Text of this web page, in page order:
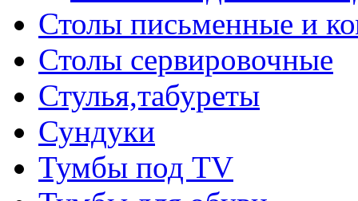
Столы письменные и
Столы сервировочные
Стулья,табуреты
Сундуки
Тумбы под TV